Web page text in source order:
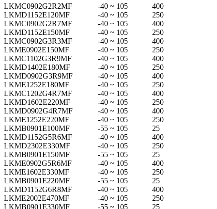
LKMC0902G2R2MF
-40 ~ 105
400
LKMD1152E120MF
-40 ~ 105
250
LKMC0902G2R7MF
-40 ~ 105
400
LKMD1152E150MF
-40 ~ 105
250
LKMC0902G3R3MF
-40 ~ 105
400
LKME0902E150MF
-40 ~ 105
250
LKMC1102G3R9MF
-40 ~ 105
400
LKMD1402E180MF
-40 ~ 105
250
LKMD0902G3R9MF
-40 ~ 105
400
LKME1252E180MF
-40 ~ 105
250
LKMC1202G4R7MF
-40 ~ 105
400
LKMD1602E220MF
-40 ~ 105
250
LKMD0902G4R7MF
-40 ~ 105
400
LKME1252E220MF
-40 ~ 105
250
LKMB0901E100MF
-55 ~ 105
25
LKMD1152G5R6MF
-40 ~ 105
400
LKMD2302E330MF
-40 ~ 105
250
LKMB0901E150MF
-55 ~ 105
25
LKME0902G5R6MF
-40 ~ 105
400
LKME1602E330MF
-40 ~ 105
250
LKMB0901E220MF
-55 ~ 105
25
LKMD1152G6R8MF
-40 ~ 105
400
LKME2002E470MF
-40 ~ 105
250
LKMB0901E330MF
-55 ~ 105
25